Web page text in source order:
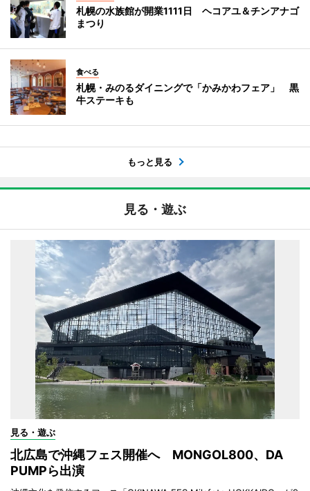
札幌の水族館が開業1111日 ヘコアユ＆チンアナゴ
まつり
食べる
札幌・みのるダイニングで「かみかわフェア」 黒
牛ステーキも
もっと見る
見る・遊ぶ
見る・遊ぶ
北広島で沖縄フェス開催へ MONGOL800、DA
PUMPら出演